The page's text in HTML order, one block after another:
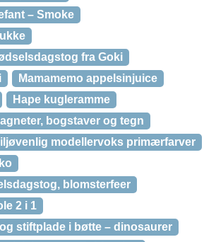
– Smoke
fra Goki
Mamamemo appelsinjuice
Hape kugleramme
bogstaver og tegn
modellervoks primærfarver
blomsterfeer
2 i 1
stiftplade i bøtte – dinosaurer